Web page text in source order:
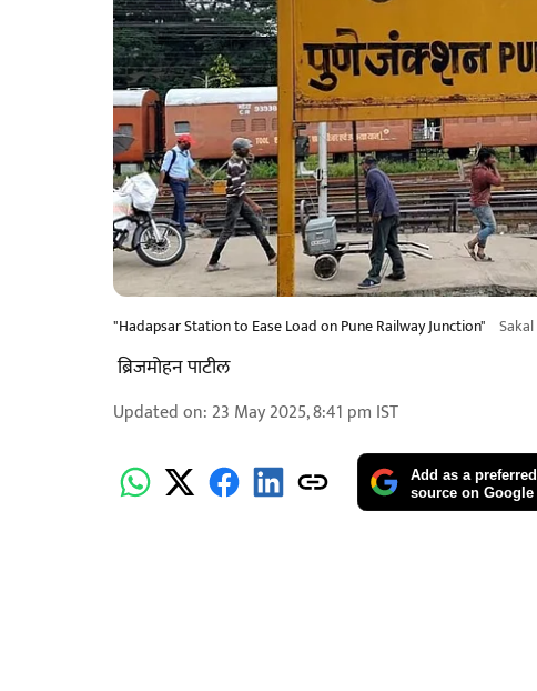
"Hadapsar Station to Ease Load on Pune Railway Junction" Sakal
​ ब्रिजमोहन पाटील
Updated on: 23 May 2025, 8:41 pm IST
Add as a preferred
source on Google